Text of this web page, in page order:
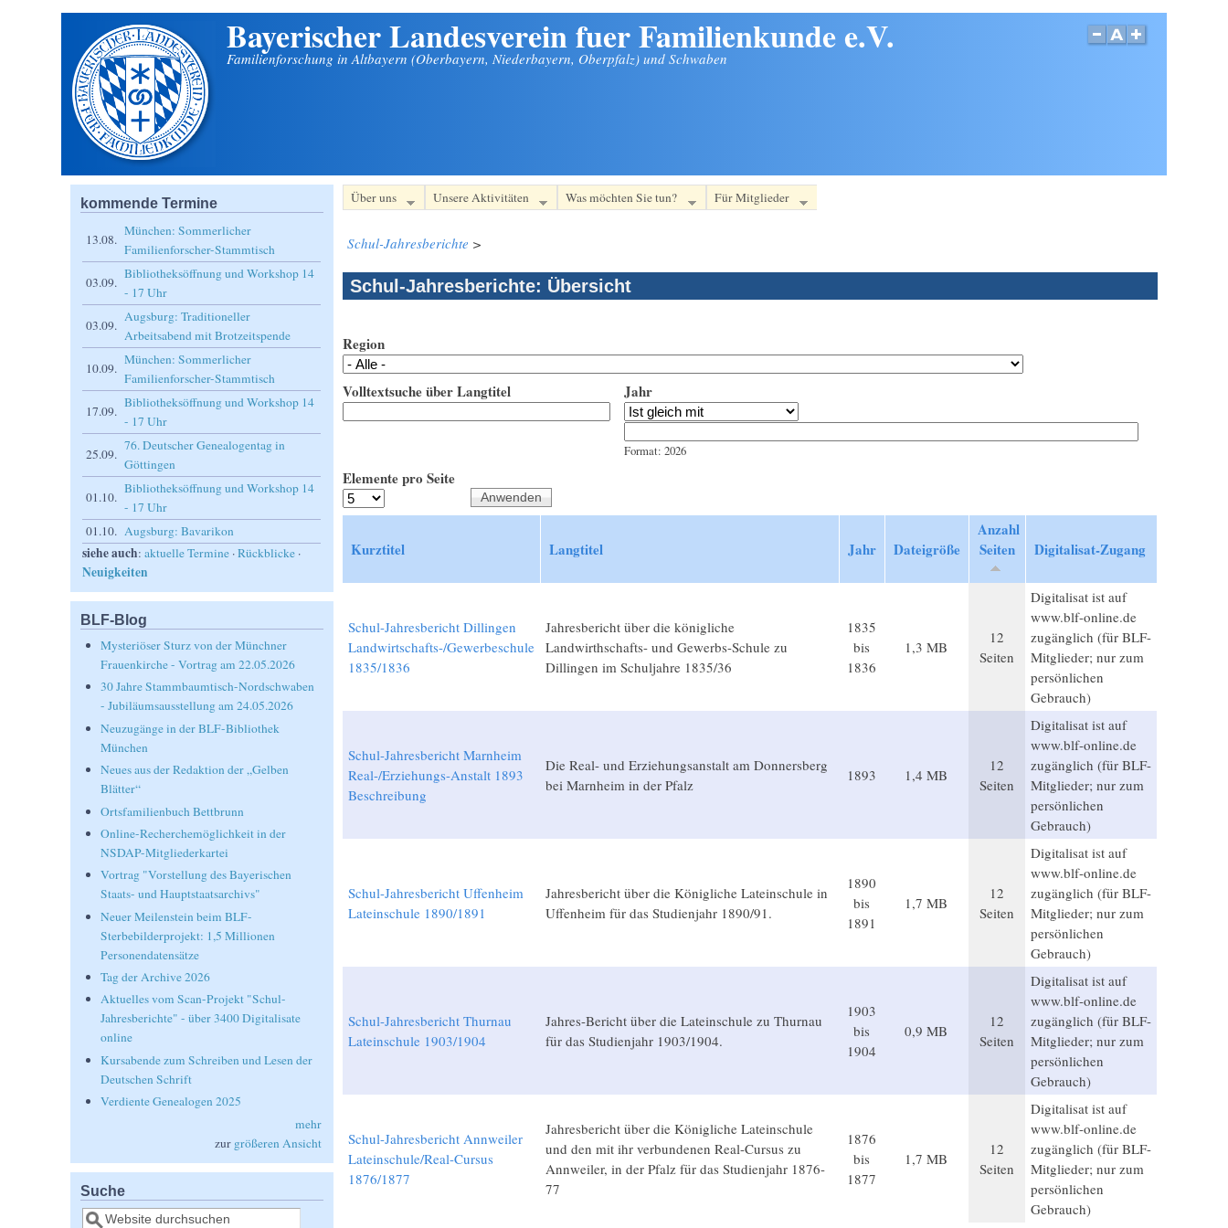
Bayerischer Landesverein fuer Familienkunde e.V.
Familienforschung in Altbayern (Oberbayern, Niederbayern, Oberpfalz) und Schwaben
Über uns Unsere Aktivitäten Was möchten Sie tun? Für Mitglieder
Schul-Jahresberichte >
Schul-Jahresberichte: Übersicht
Region
Volltextsuche über Langtitel
Jahr
Format: 2026
Elemente pro Seite
Kurztitel Langtitel Jahr Dateigröße
Anzahl
Seiten
Digitalisat-Zugang
Schul-Jahresbericht Dillingen
Landwirtschafts-/Gewerbeschule
1835/1836
Jahresbericht über die königliche
Landwirthschafts- und Gewerbs-Schule zu
Dillingen im Schuljahre 1835/36
1835
bis
1836
1,3 MB
12
Seiten
Digitalisat ist auf
www.blf-online.de
zugänglich (für BLF-
Mitglieder; nur zum
persönlichen
Gebrauch)
Schul-Jahresbericht Marnheim
Real-/Erziehungs-Anstalt 1893
Beschreibung
Die Real- und Erziehungsanstalt am Donnersberg
bei Marnheim in der Pfalz
1893 1,4 MB
12
Seiten
Digitalisat ist auf
www.blf-online.de
zugänglich (für BLF-
Mitglieder; nur zum
persönlichen
Gebrauch)
Schul-Jahresbericht Uffenheim
Lateinschule 1890/1891
Jahresbericht über die Königliche Lateinschule in
Uffenheim für das Studienjahr 1890/91.
1890
bis
1891
1,7 MB
12
Seiten
Digitalisat ist auf
www.blf-online.de
zugänglich (für BLF-
Mitglieder; nur zum
persönlichen
Gebrauch)
Schul-Jahresbericht Thurnau
Lateinschule 1903/1904
Jahres-Bericht über die Lateinschule zu Thurnau
für das Studienjahr 1903/1904.
1903
bis
1904
0,9 MB
12
Seiten
Digitalisat ist auf
www.blf-online.de
zugänglich (für BLF-
Mitglieder; nur zum
persönlichen
Gebrauch)
Schul-Jahresbericht Annweiler
Lateinschule/Real-Cursus
1876/1877
Jahresbericht über die Königliche Lateinschule
und den mit ihr verbundenen Real-Cursus zu
Annweiler, in der Pfalz für das Studienjahr 1876-
77
1876
bis
1877
1,7 MB
12
Seiten
Digitalisat ist auf
www.blf-online.de
zugänglich (für BLF-
Mitglieder; nur zum
persönlichen
Gebrauch)
kommende Termine
13.08.
München: Sommerlicher
Familienforscher-Stammtisch
03.09.
Bibliotheksöffnung und Workshop 14
- 17 Uhr
03.09.
Augsburg: Traditioneller
Arbeitsabend mit Brotzeitspende
10.09.
München: Sommerlicher
Familienforscher-Stammtisch
17.09.
Bibliotheksöffnung und Workshop 14
- 17 Uhr
25.09.
76. Deutscher Genealogentag in
Göttingen
01.10.
Bibliotheksöffnung und Workshop 14
- 17 Uhr
01.10. Augsburg: Bavarikon
siehe auch:aktuelle Termine ·Rückblicke ·
Neuigkeiten
BLF-Blog
Mysteriöser Sturz von der Münchner
Frauenkirche - Vortrag am 22.05.2026
30 Jahre Stammbaumtisch-Nordschwaben
- Jubiläumsausstellung am 24.05.2026
Neuzugänge in der BLF-Bibliothek
München
Neues aus der Redaktion der „Gelben
Blätter“
Ortsfamilienbuch Bettbrunn
Online-Recherchemöglichkeit in der
NSDAP-Mitgliederkartei
Vortrag "Vorstellung des Bayerischen
Staats- und Hauptstaatsarchivs"
Neuer Meilenstein beim BLF-
Sterbebilderprojekt: 1,5 Millionen
Personendatensätze
Tag der Archive 2026
Aktuelles vom Scan-Projekt "Schul-
Jahresberichte" - über 3400 Digitalisate
online
Kursabende zum Schreiben und Lesen der
Deutschen Schrift
Verdiente Genealogen 2025
mehr
zur größeren Ansicht
Suche
Suche